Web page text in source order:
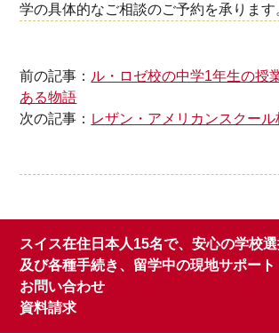
学の具体的なご相談のご予約を承ります
前の記事： ル・ロゼ校の中学1年生の授
ある物語
次の記事： レザン・アメリカンスクー
スイス在住日本人15名で、安心の学校選
及び各種手続き、留学中の現地サポート
お問い合わせ
資料請求